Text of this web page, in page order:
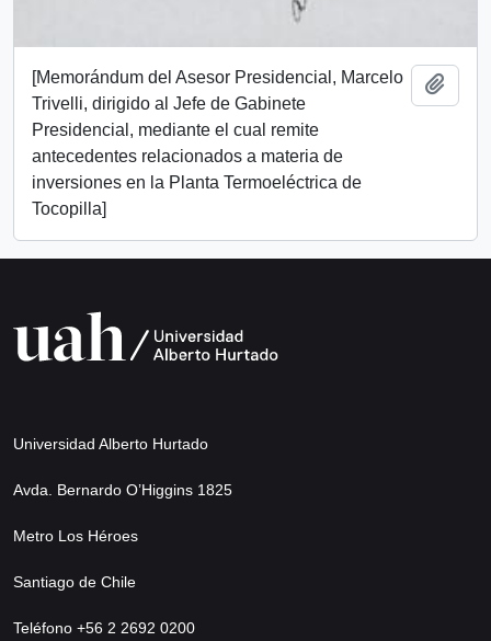
[Memorándum del Asesor Presidencial, Marcelo
Trivelli, dirigido al Jefe de Gabinete
Presidencial, mediante el cual remite
antecedentes relacionados a materia de
inversiones en la Planta Termoeléctrica de
Tocopilla]
Universidad Alberto Hurtado
Avda. Bernardo O’Higgins 1825
Metro Los Héroes
Santiago de Chile
Teléfono +56 2 2692 0200